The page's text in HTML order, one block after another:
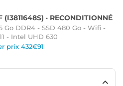
· RECONDITIONNÉ
Go DDR4 - SSD 480 Go - Wifi -
- Intel UHD 630
prix 432€91